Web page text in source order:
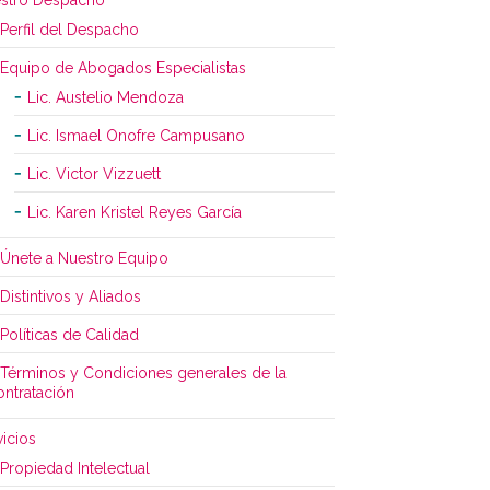
Perfil del Despacho
Equipo de Abogados Especialistas
Lic. Austelio Mendoza
Lic. Ismael Onofre Campusano
Lic. Victor Vizzuett
Lic. Karen Kristel Reyes García
Únete a Nuestro Equipo
Distintivos y Aliados
Políticas de Calidad
Términos y Condiciones generales de la
Propiedad Intelectual